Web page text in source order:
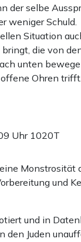
der selbe
weniger Schuld.
Situation
die von
unten
Ohren trifft.
Uhr 1020T
Monstrosität
und
und in
Juden